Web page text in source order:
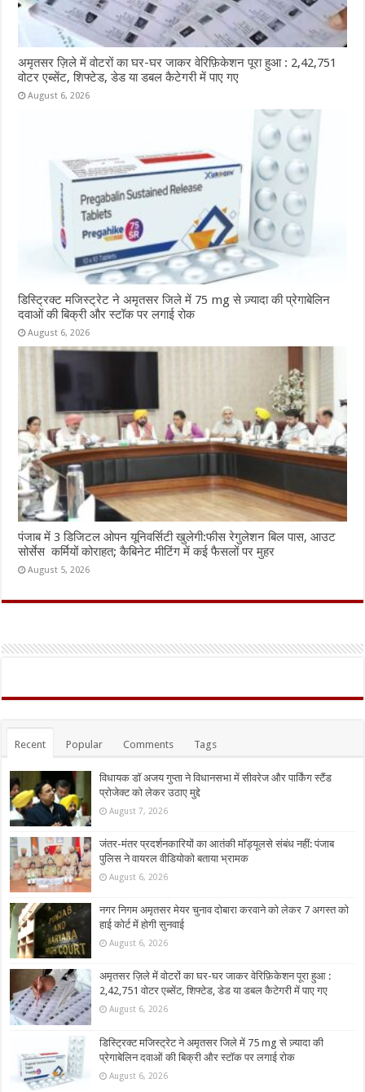
अमृतसर ज़िले में वोटरों का घर-घर जाकर वेरिफ़िकेशन पूरा हुआ : 2,42,751
वोटर एब्सेंट, शिफ्टेड, डेड या डबल कैटेगरी में पाए गए
August 6, 2026
डिस्ट्रिक्ट मजिस्ट्रेट ने अमृतसर जिले में 75 mg से ज़्यादा की प्रेगाबेलिन
दवाओं की बिक्री और स्टॉक पर लगाई रोक
August 6, 2026
पंजाब में 3 डिजिटल ओपन यूनिवर्सिटी खुलेगी:फीस रेगुलेशन बिल पास, आउट
सोर्सेस कर्मियों कोराहत; कैबिनेट मीटिंग में कई फैसलों पर मुहर
August 5, 2026
Recent Popular Comments Tags
विधायक डॉ अजय गुप्ता ने विधानसभा में सीवरेज और पार्किंग स्टैंड
प्रोजेक्ट को लेकर उठाए मुद्दे
August 7, 2026
जंतर-मंतर प्रदर्शनकारियों का आतंकी मॉड्यूलसे संबंध नहीं: पंजाब
पुलिस ने वायरल वीडियोको बताया भ्रामक
August 6, 2026
नगर निगम अमृतसर मेयर चुनाव दोबारा करवाने को लेकर 7 अगस्त को
हाई कोर्ट में होगी सुनवाई
August 6, 2026
अमृतसर ज़िले में वोटरों का घर-घर जाकर वेरिफ़िकेशन पूरा हुआ :
2,42,751 वोटर एब्सेंट, शिफ्टेड, डेड या डबल कैटेगरी में पाए गए
August 6, 2026
डिस्ट्रिक्ट मजिस्ट्रेट ने अमृतसर जिले में 75 mg से ज़्यादा की
प्रेगाबेलिन दवाओं की बिक्री और स्टॉक पर लगाई रोक
August 6, 2026